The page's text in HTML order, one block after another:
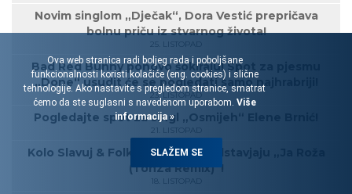
Novim singlom „Dječak“, Dora Vestić prepričava
bolnu priču iz stvarnog života!
25. LISTOPAD
Bad Red Bunny ponovo šokiraju! Spot za pjesmu
„Done“ usudit će se pogledati samo najhrabriji!
23. LISTOPAD
Pogledajte spot za singl „Osmijeh“ Elene Brnić!
21. LISTOPAD
Kolo Slavuj & Folklorelektro predstavjaju „Ja Roža
(TonZa Remix)“!
18. LISTOPAD
Ova web stranica radi boljeg rada i poboljšane
funkcionalnosti koristi kolačiće (eng. cookies) i slične
tehnologije. Ako nastavite s pregledom stranice, smatrat
ćemo da ste suglasni s navedenom uporabom. Više
informacija »
SLAŽEM SE